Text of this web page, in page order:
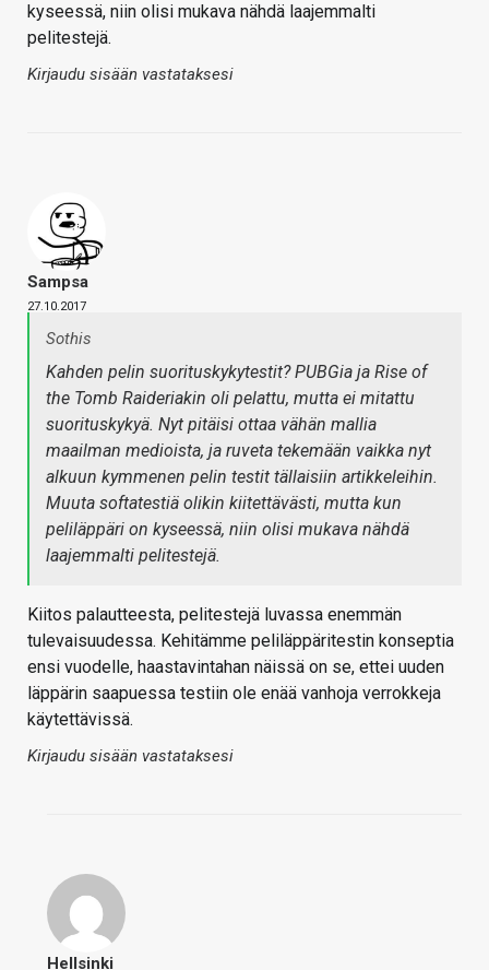
kyseessä, niin olisi mukava nähdä laajemmalti
pelitestejä.
Kirjaudu sisään vastataksesi
Sampsa
27.10.2017
Sothis
Kahden pelin suorituskykytestit? PUBGia ja Rise of
the Tomb Raideriakin oli pelattu, mutta ei mitattu
suorituskykyä. Nyt pitäisi ottaa vähän mallia
maailman medioista, ja ruveta tekemään vaikka nyt
alkuun kymmenen pelin testit tällaisiin artikkeleihin.
Muuta softatestiä olikin kiitettävästi, mutta kun
peliläppäri on kyseessä, niin olisi mukava nähdä
laajemmalti pelitestejä.
Kiitos palautteesta, pelitestejä luvassa enemmän
tulevaisuudessa. Kehitämme peliläppäritestin konseptia
ensi vuodelle, haastavintahan näissä on se, ettei uuden
läppärin saapuessa testiin ole enää vanhoja verrokkeja
käytettävissä.
Kirjaudu sisään vastataksesi
Hellsinki